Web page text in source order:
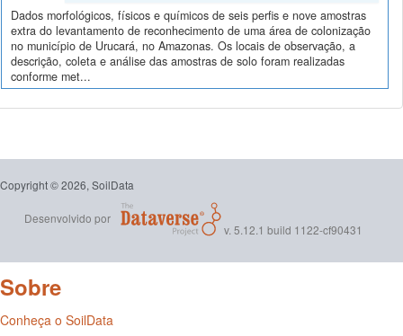
Dados morfológicos, físicos e químicos de seis perfis e nove amostras
extra do levantamento de reconhecimento de uma área de colonização
no município de Urucará, no Amazonas. Os locais de observação, a
descrição, coleta e análise das amostras de solo foram realizadas
conforme met...
Copyright © 2026, SoilData
Desenvolvido por
v. 5.12.1 build 1122-cf90431
Sobre
Conheça o SoilData